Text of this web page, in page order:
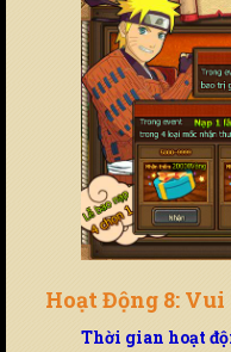
Hoạt Động 8: Vui
Thời gian hoạt